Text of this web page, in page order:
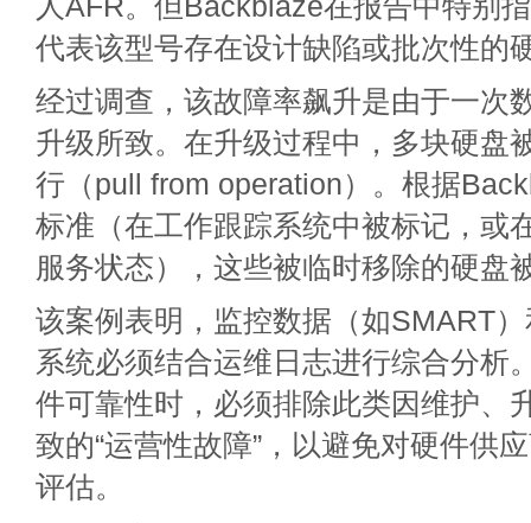
人AFR。但Backblaze在报告中特别
代表该型号存在设计缺陷或批次性的
经过调查，该故障率飙升是由于一次
升级所致。在升级过程中，多块硬盘
行（pull from operation）。根据
标准（在工作跟踪系统中被标记，或
服务状态），这些被临时移除的硬盘
该案例表明，监控数据（如SMART
系统必须结合运维日志进行综合分析
件可靠性时，必须排除此类因维护、
致的“运营性故障”，以避免对硬件供
评估。